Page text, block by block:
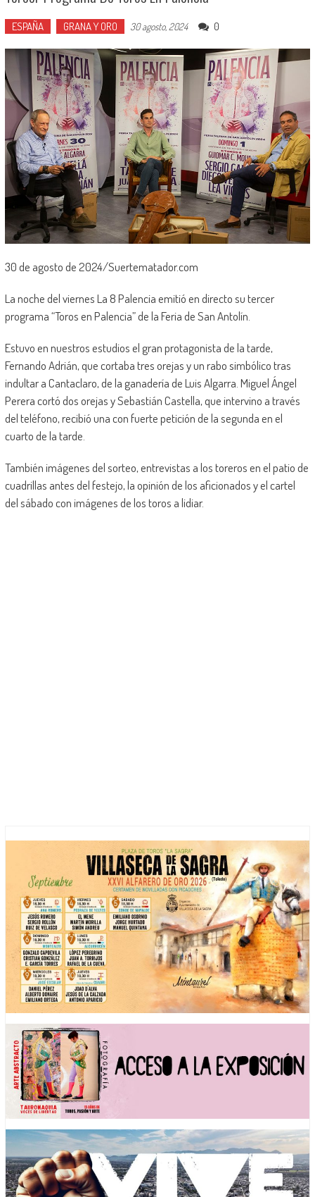
ESPAÑA GRANA Y ORO 30 agosto, 2024 0
30 de agosto de 2024/Suertematador.com
La noche del viernes La 8 Palencia emitió en directo su tercer
programa “Toros en Palencia” de la Feria de San Antolín.
Estuvo en nuestros estudios el gran protagonista de la tarde,
Fernando Adrián, que cortaba tres orejas y un rabo simbólico tras
indultar a Cantaclaro, de la ganadería de Luis Algarra. Miguel Ángel
Perera cortó dos orejas y Sebastián Castella, que intervino a través
del teléfono, recibió una con fuerte petición de la segunda en el
cuarto de la tarde.
También imágenes del sorteo, entrevistas a los toreros en el patio de
cuadrillas antes del festejo, la opinión de los aficionados y el cartel
del sábado con imágenes de los toros a lidiar.